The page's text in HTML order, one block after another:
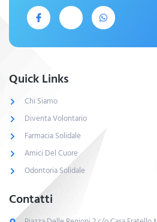
Quick Links
Chi Siamo
Diventa Volontario
Farmacia Solidale
Amici Del Cuore
Odontoria Solidale
Contatti